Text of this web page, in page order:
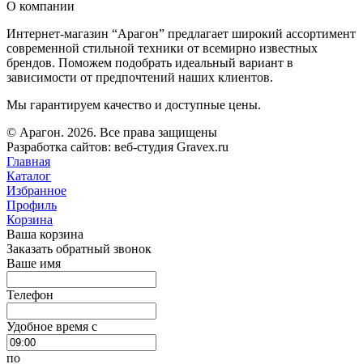
О компании
Интернет-магазин “Арагон” предлагает широкий ассортимент
современной стильной техники от всемирно известных
брендов. Поможем подобрать идеальный вариант в
зависимости от предпочтений наших клиентов.
Мы гарантируем качество и доступные цены.
© Арагон. 2026. Все права защищены
Разработка сайтов: веб-студия Gravex.ru
Главная
Каталог
Избранное
Профиль
Корзина
Ваша корзина
Заказать обратный звонок
Ваше имя
Телефон
Удобное время c
по